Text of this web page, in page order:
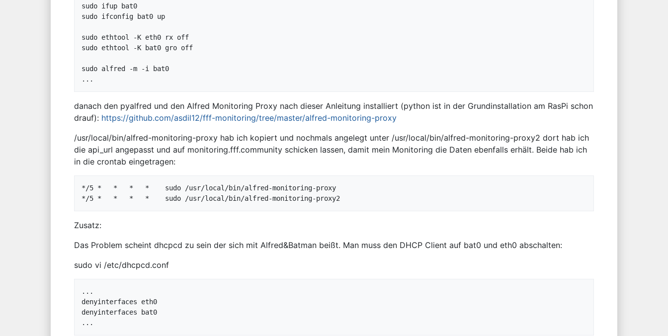
sudo ifup bat0
sudo ifconfig bat0 up
sudo ethtool -K eth0 rx off
sudo ethtool -K bat0 gro off
sudo alfred -m -i bat0
danach den pyalfred und den Alfred Monitoring Proxy nach dieser Anleitung installiert (python ist in der Grundinstallation am RasPi schon
drauf): https://github.com/asdil12/fff-monitoring/tree/master/alfred-monitoring-proxy
/usr/local/bin/alfred-monitoring-proxy hab ich kopiert und nochmals angelegt unter /usr/local/bin/alfred-monitoring-proxy2 dort hab ich
die api_url angepasst und auf monitoring.fff.community schicken lassen, damit mein Monitoring die Daten ebenfalls erhält. Beide hab ich
in die crontab eingetragen:
*/5 *   *   *   *    sudo /usr/local/bin/alfred-monitoring-proxy
Zusatz:
Das Problem scheint dhcpcd zu sein der sich mit Alfred&Batman beißt. Man muss den DHCP Client auf bat0 und eth0 abschalten:
sudo vi /etc/dhcpcd.conf
...
denyinterfaces eth0
denyinterfaces bat0